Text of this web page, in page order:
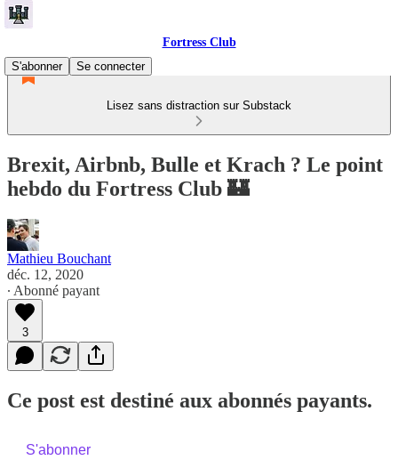
Fortress Club
S'abonner
Se connecter
Lisez sans distraction sur Substack
Brexit, Airbnb, Bulle et Krach ? Le point
hebdo du Fortress Club 🏰
Mathieu Bouchant
déc. 12, 2020
∙ Abonné payant
3
Ce post est destiné aux abonnés payants.
S'abonner